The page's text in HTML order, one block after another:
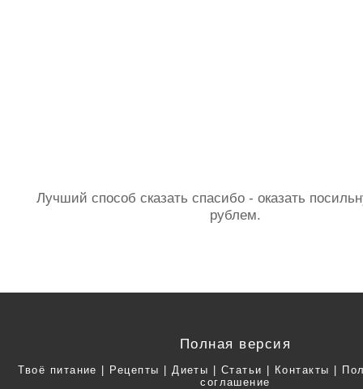
Лучший способ сказать спасибо - оказать
рублем.
Полная версия
Твоё питание | Рецепты | Диеты | Статьи | Контакты |
соглашение